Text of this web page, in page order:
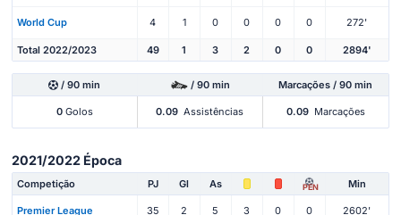
World Cup 4 1 0 0 0 0 272'
Total 2022/2023 49 1 3 2 0 0 2894'
/ 90 min / 90 min Marcações / 90 min
0Golos 0.09 Assistências 0.09 Marcações
2021/2022 Época
Competição PJ Gl As PEN Min
Premier League 35 2 5 3 0 0 2602'